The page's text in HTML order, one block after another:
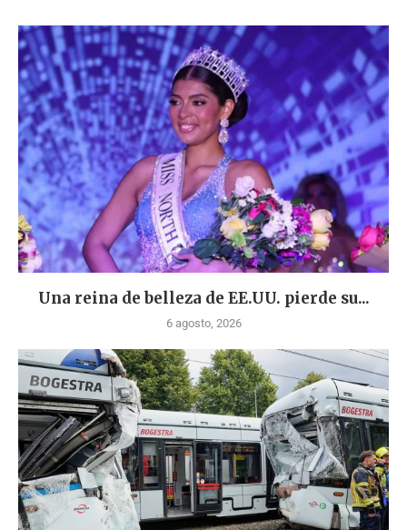
Una reina de belleza de EE.UU. pierde su...
6 agosto, 2026